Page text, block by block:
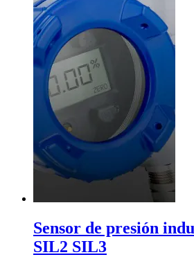
Sensor de presión
SIL2 SIL3